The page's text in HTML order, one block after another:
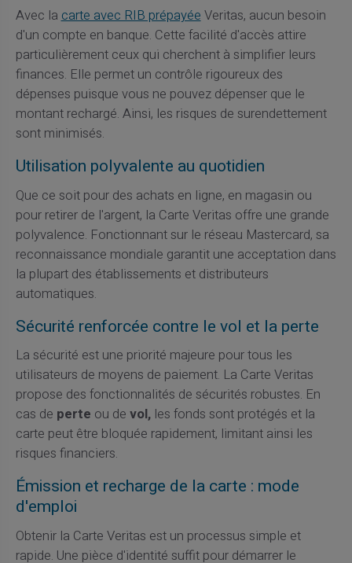
Avec lacarte avec RIB prépayéeVeritas, aucun besoin
d'un compte en banque. Cette facilité d'accès attire
particulièrement ceux qui cherchent à simplifier leurs
finances. Elle permet un contrôle rigoureux des
dépenses puisque vous ne pouvez dépenser que le
montant rechargé. Ainsi, les risques de surendettement
sont minimisés.
Utilisation polyvalente au quotidien
Que ce soit pour des achats en ligne, en magasin ou
pour retirer de l'argent, la Carte Veritas offre une grande
polyvalence. Fonctionnant sur le réseau Mastercard, sa
reconnaissance mondiale garantit une acceptation dans
la plupart des établissements et distributeurs
automatiques.
Sécurité renforcée contre le vol et la perte
La sécurité est une priorité majeure pour tous les
utilisateurs de moyens de paiement. La Carte Veritas
propose des fonctionnalités de sécurités robustes. En
cas de perte ou de vol,les fonds sont protégés et la
carte peut être bloquée rapidement, limitant ainsi les
risques financiers.
Émission et recharge de la carte : mode
d'emploi
Obtenir la Carte Veritas est un processus simple et
rapide. Une pièce d'identité suffit pour démarrer le